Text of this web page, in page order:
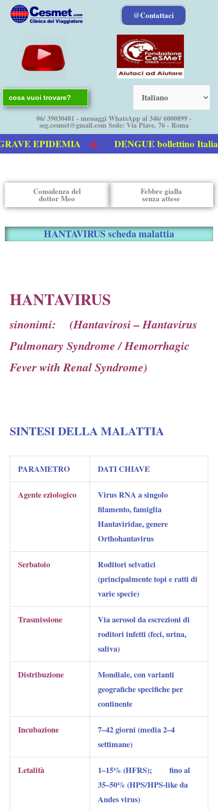
@Contattaci
Search
for:
06/ 39030481 - messaggi WhatsApp al 346/ 6000899 -
seg.cesmet@gmail.com Sede: Via Piave, 76 - Roma
DENGUE bollettino Italia –
Consulenza del
dottor Meo
Febbre gialla
senza attese
HANTAVIRUS scheda malattia
HANTAVIRUS
sinonimi: (Hantavirosi – Hantavirus
Pulmonary Syndrome / Hemorrhagic
Fever with Renal Syndrome)
SINTESI DELLA MALATTIA
PARAMETRO DATI CHIAVE
Agente eziologico
Virus RNA a singolo
filamento, famiglia
Hantaviridae, genere
Orthohantavirus
Serbatoio
Roditori selvatici
(principalmente topi e ratti di
varie specie)
Trasmissione
Via aerosol da escrezioni di
roditori infetti (feci, urina,
saliva)
Distribuzione
Mondiale, con varianti
geografiche specifiche per
continente
Incubazione
7–42 giorni (media 2–4
settimane)
Letalità
1–15% (HFRS); fino al
35–50% (HPS/HPS-like da
Andes virus)